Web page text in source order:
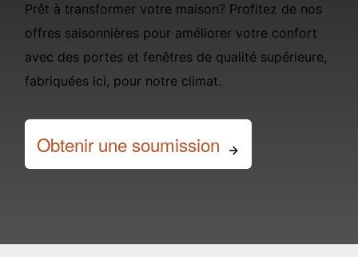
Prêt à transformer votre maison? Profitez de nos
offres saisonnières pour améliorer votre confort
avec des portes et fenêtres de qualité supérieure,
fabriquées ici, pour notre climat.
Obtenir une soumission